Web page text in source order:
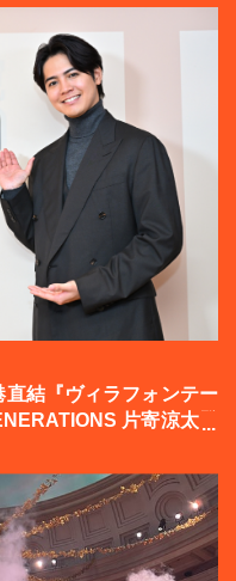
結『ヴィラフォンテー
片寄涼太登